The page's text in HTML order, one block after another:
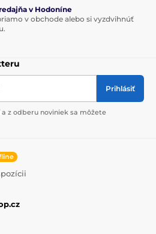
v Hodoníne
v obchode alebo si vyzdvihnúť
Prihlásiť
a z odberu noviniek sa môžete